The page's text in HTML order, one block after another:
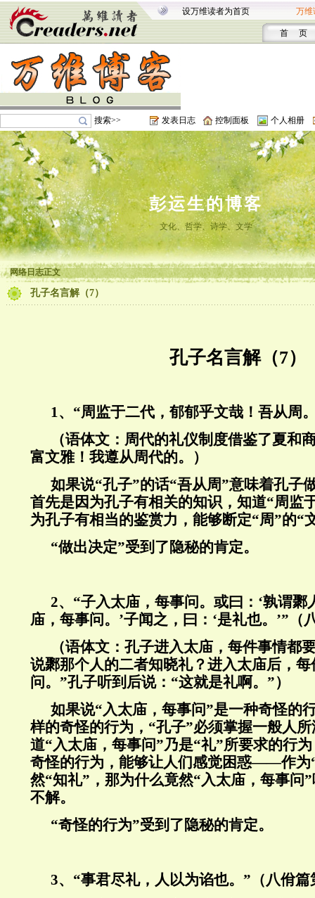
设万维读者为首页 万维
首 页
搜索>> 发表日志 控制面板 个人相册
彭运生的博客
文化、哲学、诗学、文学
网络日志正文
孔子名言解（7）
孔子名言解（7）
1、“周监于二代，郁郁乎文哉！吾从周
（语体文：周代的礼仪制度借鉴了夏和
富文雅！我遵从周代的。）
如果说“孔子”的话“吾从周”意味着孔子
首先是因为孔子有相关的知识，知道“周监
为孔子有相当的鉴赏力，能够断定“周”的“
“做出决定”受到了隐秘的肯定。
2、“子入太庙，每事问。或曰：‘孰谓鄹
庙，每事问。’子闻之，曰：‘是礼也。’”（
（语体文：孔子进入太庙，每件事情都
说鄹那个人的二者知晓礼？进入太庙后，
问。”孔子听到后说：“这就是礼啊。”）
如果说“入太庙，每事问”是一种奇怪的
样的奇怪的行为，“孔子”必须掌握一般人
道“入太庙，每事问”乃是“礼”所要求的行
奇怪的行为，能够让人们感觉困惑——作为
然“知礼”，那为什么竟然“入太庙，每事问
不解。
“奇怪的行为”受到了隐秘的肯定。
3、“事君尽礼，人以为谄也。”（八佾篇